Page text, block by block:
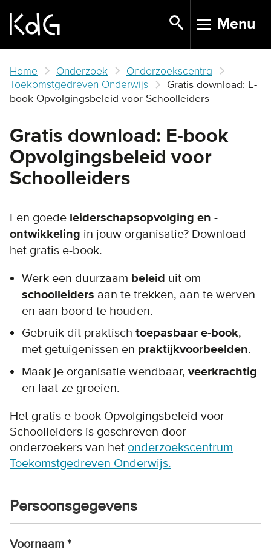
main
TOGGLE
Menu
Home Onderzoek
Onderzoekscentra
Toekomstgedreven Onderwijs
Gratis download: E-
book Opvolgingsbeleid voor Schoolleiders
Gratis download: E-book
Opvolgingsbeleid voor
Schoolleiders
Een goede leiderschapsopvolging en -
ontwikkeling in jouw organisatie? Download
het gratis e-book.
Werk een duurzaam beleid uit om
schoolleiders aan te trekken, aan te werven
en aan boord te houden.
Gebruik dit praktisch toepasbaar e-book,
met getuigenissen en praktijkvoorbeelden.
Maak je organisatie wendbaar, veerkrachtig
en laat ze groeien.
Het gratis e-book Opvolgingsbeleid voor
Schoolleiders is geschreven door
onderzoekers van het onderzoekscentrum
Toekomstgedreven Onderwijs.
Persoonsgegevens
Voornaam